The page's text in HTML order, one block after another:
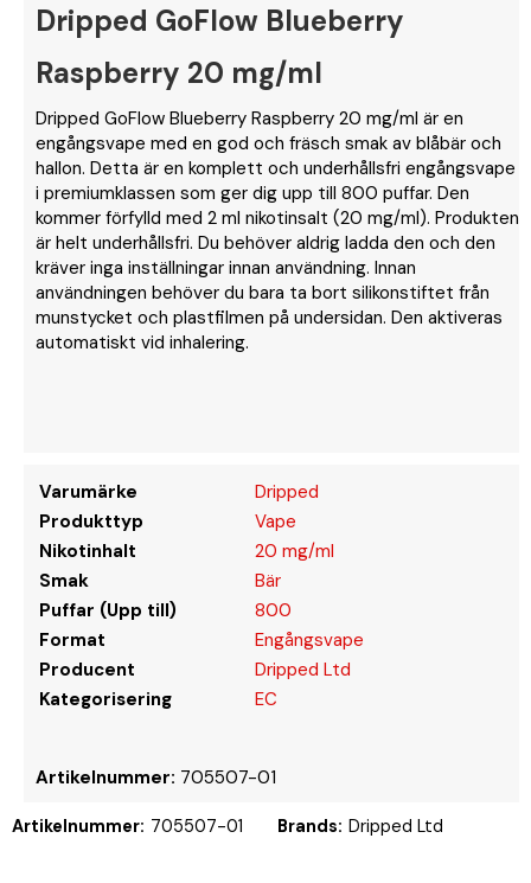
Dripped GoFlow Blueberry
Raspberry 20 mg/ml
Dripped GoFlow Blueberry Raspberry 20 mg/ml är en
engångsvape med en god och fräsch smak av blåbär och
hallon. Detta är en komplett och underhållsfri engångsvape
i premiumklassen som ger dig upp till 800 puffar. Den
kommer förfylld med 2 ml nikotinsalt (20 mg/ml). Produkten
är helt underhållsfri. Du behöver aldrig ladda den och den
kräver inga inställningar innan användning. Innan
användningen behöver du bara ta bort silikonstiftet från
munstycket och plastfilmen på undersidan. Den aktiveras
automatiskt vid inhalering.
Varumärke
Dripped
Produkttyp
Vape
Nikotinhalt
20 mg/ml
Smak
Bär
Puffar (Upp till)
800
Format
Engångsvape
Producent
Dripped Ltd
Kategorisering
EC
Artikelnummer: 705507-01
Artikelnummer: 705507-01 Brands: Dripped Ltd